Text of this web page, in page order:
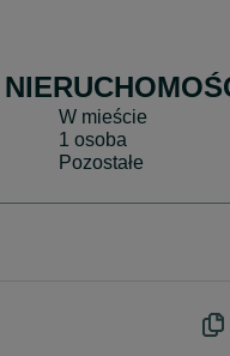
W mieście
1 osoba
Pozostałe